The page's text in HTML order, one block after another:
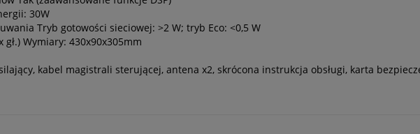
30W
Tryb gotowości sieciowej: >2 W; tryb Eco: <0,5 W
Wymiary: 430x90x305mm
kabel magistrali sterującej, antena x2, skrócona instrukcja obsługi, karta